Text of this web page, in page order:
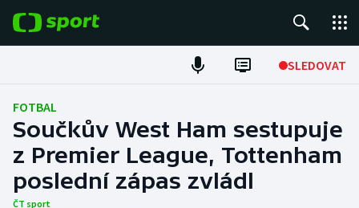
SLEDOVAT
Fotbal
Hokej
Tenis
FOTBAL
Součkův West Ham sestupuje
z Premier League, Tottenham
poslední zápas zvládl
ČT sport